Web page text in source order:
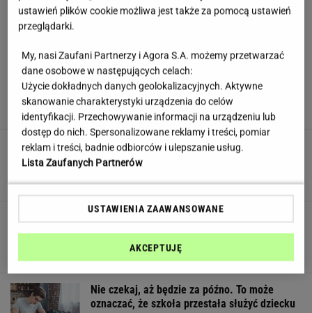
Księżniczka musi iść do wojska. Tyle czasu
spędzi w armii
Urzędnicy pukają do domów. Chcą paragonów
MATERIAŁ PROMOCYJNY
będziemy pod wrażeniem
Nie czekaj, aż będzie za późno. To może
oznaczać, że szkoła przestała służyć dziecku
ustawień plików cookie możliwa jest także za pomocą ustawień
przeglądarki.
My, nasi Zaufani Partnerzy i Agora S.A. możemy przetwarzać
dane osobowe w następujących celach:
Użycie dokładnych danych geolokalizacyjnych. Aktywne
skanowanie charakterystyki urządzenia do celów
identyfikacji. Przechowywanie informacji na urządzeniu lub
dostęp do nich. Spersonalizowane reklamy i treści, pomiar
reklam i treści, badnie odbiorców i ulepszanie usług.
Lista Zaufanych Partnerów
USTAWIENIA ZAAWANSOWANE
AKCEPTUJĘ